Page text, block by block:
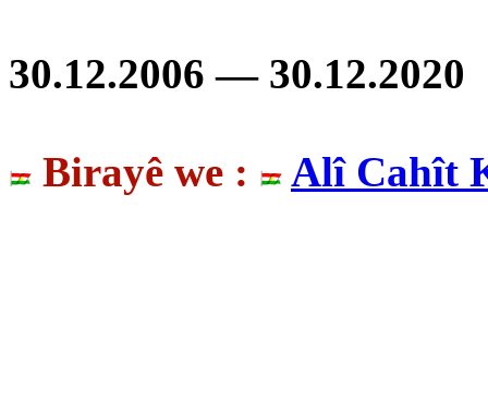
30.12.2006 — 30.12.2020
Birayê we : Alî Cahît